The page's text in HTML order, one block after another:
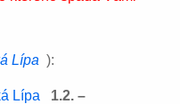
Lípa ):
Lípa
1.2. –